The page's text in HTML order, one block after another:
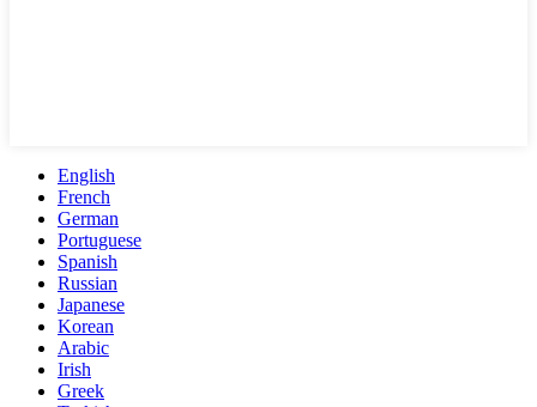
English
French
German
Portuguese
Spanish
Russian
Japanese
Korean
Arabic
Irish
Greek